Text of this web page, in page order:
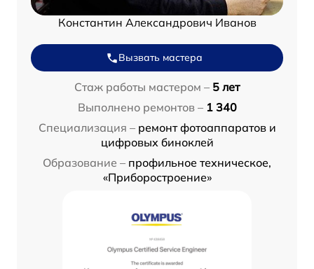
Константин Александрович Иванов
Вызвать мастера
Стаж работы мастером – 5 лет
Выполнено ремонтов – 1 340
Специализация – ремонт фотоаппаратов и
цифровых биноклей
Образование – профильное техническое,
«Приборостроение»